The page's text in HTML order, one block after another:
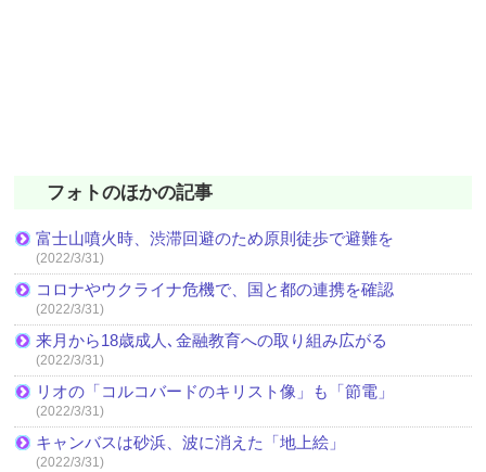
フォトのほかの記事
富士山噴火時、渋滞回避のため原則徒歩で避難を
(2022/3/31)
コロナやウクライナ危機で、国と都の連携を確認
(2022/3/31)
来月から18歳成人､金融教育への取り組み広がる
(2022/3/31)
リオの「コルコバードのキリスト像」も「節電」
(2022/3/31)
キャンバスは砂浜、波に消えた「地上絵」
(2022/3/31)